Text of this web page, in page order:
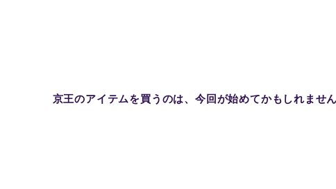
京王のアイテムを買うのは、今回が始めてかもしれませ